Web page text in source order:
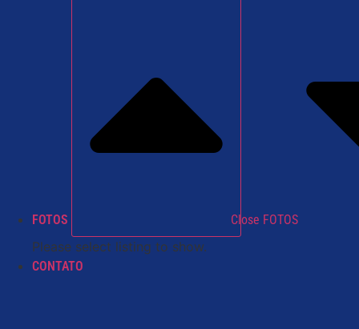
FOTOS Close FOTOS
Please select listing to show.
CONTATO